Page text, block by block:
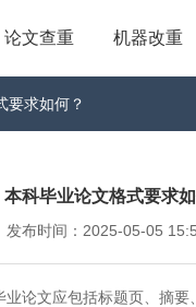
论文查重 机器改重
要求如何？
本科毕业论文格式要求
发布时间：2025-05-05
论文应包括标题页、摘